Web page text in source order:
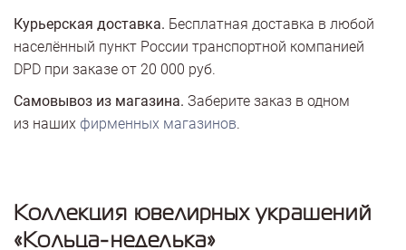
Курьерская доставка. Бесплатная доставка в любой
населённый пункт России транспортной компанией
DPD при заказе от 20 000 руб.
Самовывоз из магазина. Заберите заказ в одном
из наших фирменных магазинов.
Коллекция ювелирных украшений
«Кольца-неделька»